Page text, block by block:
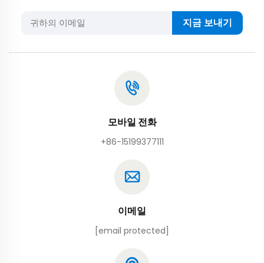
지금 보내기
모바일 전화
+86-15199377111
이메일
[email protected]